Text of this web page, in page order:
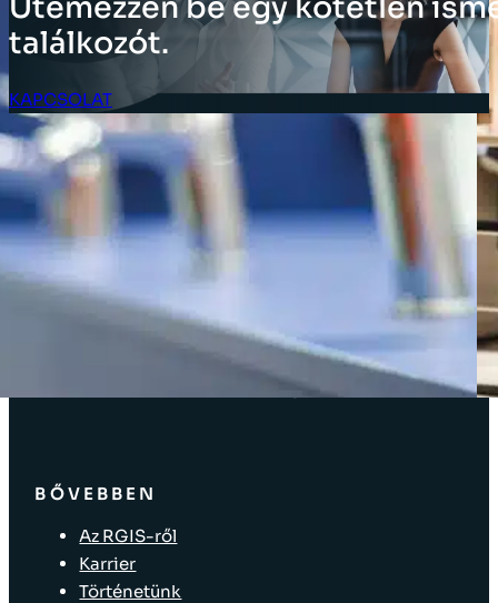
találkozót.
KAPCSOLAT
Ügyfél bejelentkezés
MEGOLDÁSOK
Leltár megoldások
Vállalati megoldások
Ellátásilánc-megoldások
Üzlet elrendezése
Eszközök címkézése
Kiskereskedelmi bolti megoldások
BŐVEBBEN
Az RGIS-ről
Karrier
Történetünk